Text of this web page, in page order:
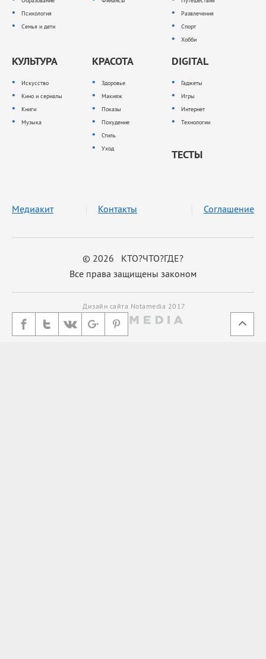
Психология
Семья и дети
Развлечения
Спорт
Хобби
КУЛЬТУРА
Искусство
Кино и сериалы
Книги
Музыка
КРАСОТА
Здоровье
Макияж
Показы
Похудение
Стиль
Уход
DIGITAL
Гаджеты
Игры
Интернет
Технологии
ТЕСТЫ
© 2026 КТО?ЧТО?ГДЕ?
Все права защищены законом
Медиакит Контакты Соглашение
Дизайн сайта Notamedia 2017